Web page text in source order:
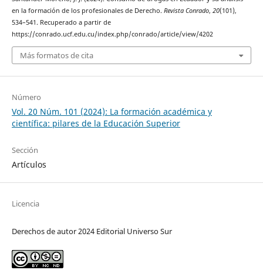
en la formación de los profesionales de Derecho. Revista Conrado, 20(101),
534–541. Recuperado a partir de
https://conrado.ucf.edu.cu/index.php/conrado/article/view/4202
Más formatos de cita
Número
Vol. 20 Núm. 101 (2024): La formación académica y
científica: pilares de la Educación Superior
Sección
Artículos
Licencia
Derechos de autor 2024 Editorial Universo Sur